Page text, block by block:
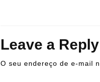
Leave a Reply
O seu endereço de e-mail